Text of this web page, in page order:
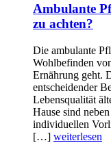
Ambulante
zu achten?
Die ambulante
Wohlbefinden
Ernährung geht.
entscheidender
Lebensqualität
Hause sind
individuellen
[…] weiterlesen